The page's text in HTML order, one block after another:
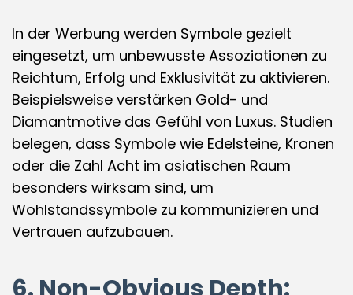
In der Werbung werden Symbole gezielt
eingesetzt, um unbewusste Assoziationen zu
Reichtum, Erfolg und Exklusivität zu aktivieren.
Beispielsweise verstärken Gold- und
Diamantmotive das Gefühl von Luxus. Studien
belegen, dass Symbole wie Edelsteine, Kronen
oder die Zahl Acht im asiatischen Raum
besonders wirksam sind, um
Wohlstandssymbole zu kommunizieren und
Vertrauen aufzubauen.